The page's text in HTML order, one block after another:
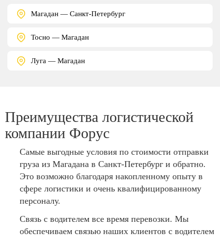
Магадан — Санкт-Петербург
Тосно — Магадан
Луга — Магадан
Преимущества логистической
компании Форус
Самые выгодные условия по стоимости отправки
груза из Магадана в Санкт-Петербург и обратно.
Это возможно благодаря накопленному опыту в
сфере логистики и очень квалифицированному
персоналу.
Связь с водителем все время перевозки. Мы
обеспечиваем связью наших клиентов с водителем